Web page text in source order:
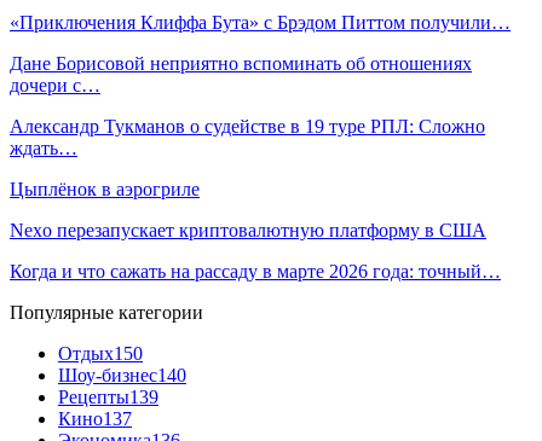
«Приключения Клиффа Бута» с Брэдом Питтом получили…
Дане Борисовой неприятно вспоминать об отношениях
дочери с…
Александр Тукманов о судействе в 19 туре РПЛ: Сложно
ждать…
Цыплёнок в аэрогриле
Nexo перезапускает криптовалютную платформу в США
Когда и что сажать на рассаду в марте 2026 года: точный…
Популярные категории
Отдых150
Шоу-бизнес140
Рецепты139
Кино137